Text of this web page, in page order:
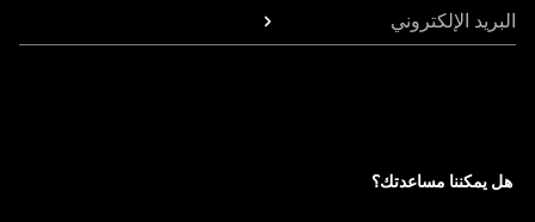
البريد الإلكتروني
هل يمكننا مساعدتك؟